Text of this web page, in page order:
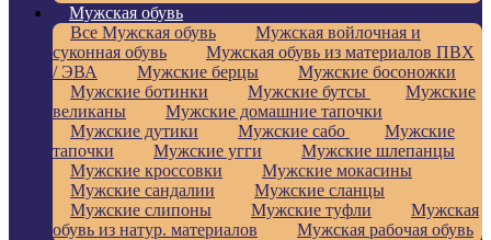
Мужская обувь
Все Мужская обувь
Мужская войлочная и
суконная обувь
Мужская обувь из материалов ПВХ
/ ЭВА
Мужские берцы
Мужские босоножки
Мужские ботинки
Мужские бутсы
Мужские
великаны
Мужские домашние тапочки
Мужские дутики
Мужские сабо
Мужские
тапочки
Мужские угги
Мужские шлепанцы
Мужские кроссовки
Мужские мокасины
Мужские сандалии
Мужские сланцы
Мужские слипоны
Мужские туфли
Мужская
обувь из натур. материалов
Мужская рабочая обувь